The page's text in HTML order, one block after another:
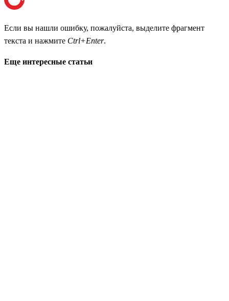
Если вы нашли ошибку, пожалуйста, выделите фрагмент
текста и нажмите Ctrl+Enter.
Еще интересные статьи